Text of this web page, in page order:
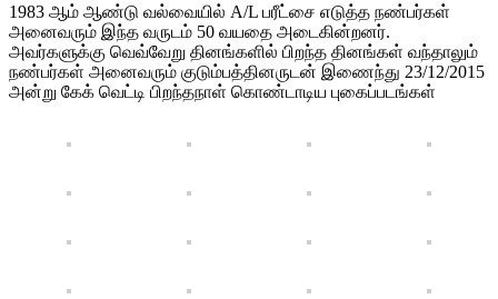
1983 ஆம் ஆண்டு வல்வையில் A/L பரீட்சை எடுத்த நண்பர்கள்
அனைவரும் இந்த வருடம் 50 வயதை அடைகின்றனர்.
அவர்களுக்கு வெவ்வேறு தினங்களில் பிறந்த தினங்கள் வந்தாலும்
நண்பர்கள் அனைவரும் குடும்பத்தினருடன் இணைந்து 23/12/2015
அன்று கேக் வெட்டி பிறந்தநாள் கொண்டாடிய புகைப்படங்கள்